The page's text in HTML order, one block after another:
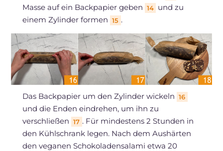
Masse auf ein Backpapier geben 14 und zu
einem Zylinder formen 15 .
Das Backpapier um den Zylinder wickeln 16
und die Enden eindrehen, um ihn zu
verschließen 17 . Für mindestens 2 Stunden in
den Kühlschrank legen. Nach dem Aushärten
den veganen Schokoladensalami etwa 20